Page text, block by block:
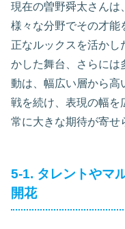
現在の曽野舜太さんは
様々な分野でその才能
正なルックスを活か
かした舞台、さらには
動は、幅広い層から高
戦を続け、表現の幅を
常に大きな期待が寄せ
5-1. タレントやマ
開花